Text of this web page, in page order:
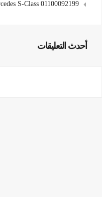
S-Class 01100092199
أحدث التعليقات